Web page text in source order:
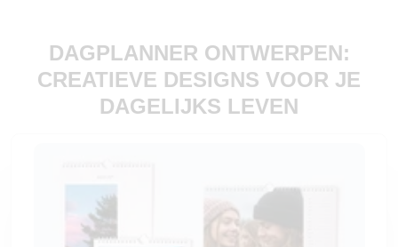
DAGPLANNER ONTWERPEN:
CREATIEVE DESIGNS VOOR JE
DAGELIJKS LEVEN